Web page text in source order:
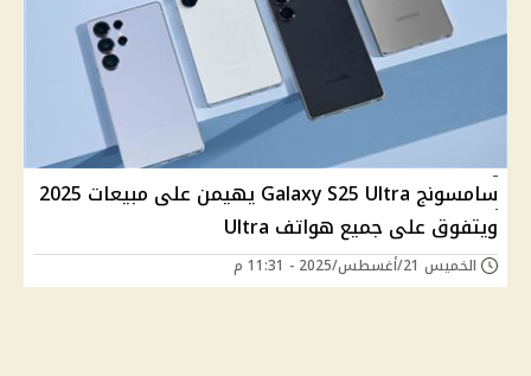
سامسونج Galaxy S25 Ultra يهيمن على مبيعات 2025
ويتفوق على جميع هواتف Ultra
الخميس 21/أغسطس/2025 - 11:31 م